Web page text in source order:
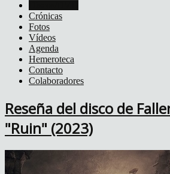
Crónicas
Fotos
Vídeos
Agenda
Hemeroteca
Contacto
Colaboradores
Reseña del disco de
"Ruin" (2023)